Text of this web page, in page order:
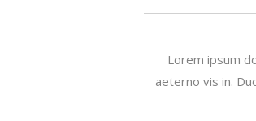
Lorem ipsum
aeterno vis in.